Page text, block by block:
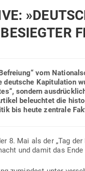
vom
Kapi­tu­lation
sondern
beleuchtet die
bis heute zen­trale
8. Mai als der „Tag
und damit das